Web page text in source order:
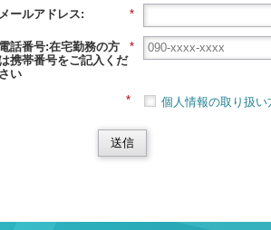
*
ールアドレス:
*
話番号:在宅勤務の方
携帯番号をご記入くだ
い
*
個人情報の取り扱い
送信